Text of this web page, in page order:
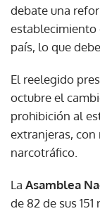
debate una
establecimiento
país, lo que
El reelegido
octubre el
prohibición al
extranjeras, con
narcotráfico.
La Asamblea
de 82 de sus